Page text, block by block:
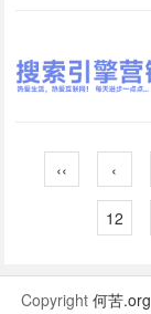
‹‹ ‹
12
Copyright何苦.org